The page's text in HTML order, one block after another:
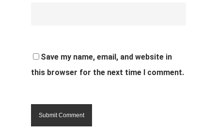
Save my name, email, and website in
this browser for the next time I comment.